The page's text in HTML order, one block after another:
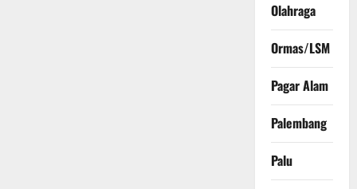
Olahraga
Ormas/LSM
Pagar Alam
Palembang
Palu